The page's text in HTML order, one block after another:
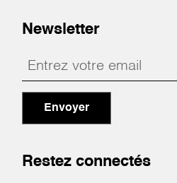
Newsletter
Envoyer
Restez connectés